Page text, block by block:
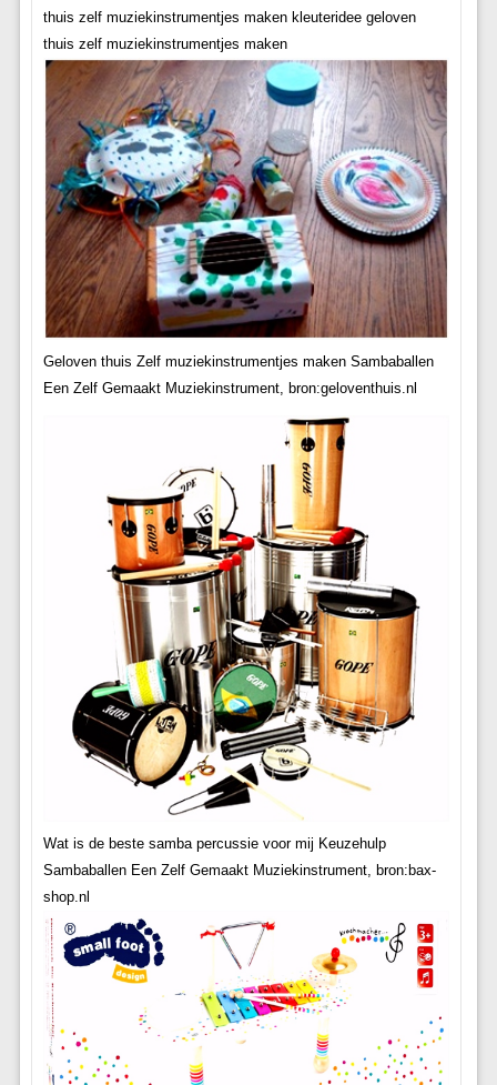
thuis zelf muziekinstrumentjes maken kleuteridee geloven
thuis zelf muziekinstrumentjes maken
Geloven thuis Zelf muziekinstrumentjes maken Sambaballen
Een Zelf Gemaakt Muziekinstrument, bron:geloventhuis.nl
Wat is de beste samba percussie voor mij Keuzehulp
Sambaballen Een Zelf Gemaakt Muziekinstrument, bron:bax-
shop.nl